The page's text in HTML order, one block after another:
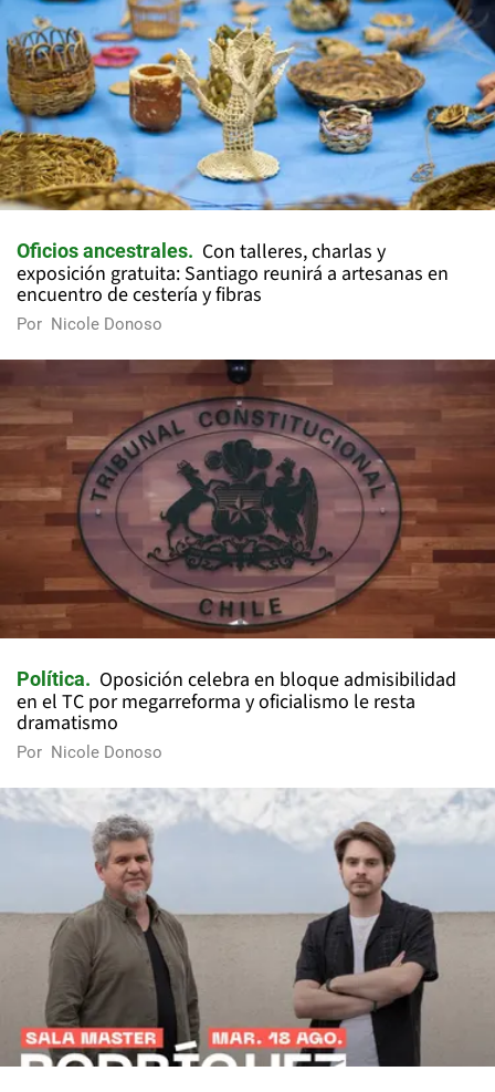
Oficios ancestrales
Con talleres, charlas y
exposición gratuita: Santiago reunirá a artesanas en
encuentro de cestería y fibras
Por Nicole Donoso
Política
Oposición celebra en bloque admisibilidad
en el TC por megarreforma y oficialismo le resta
dramatismo
Por Nicole Donoso